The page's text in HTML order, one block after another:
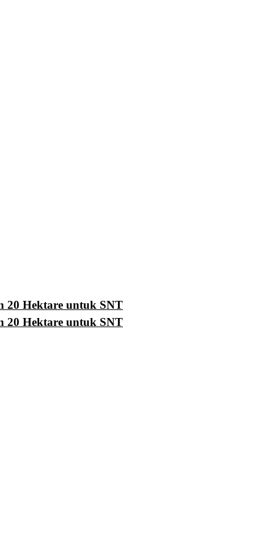
20 Hektare untuk SNT
20 Hektare untuk SNT